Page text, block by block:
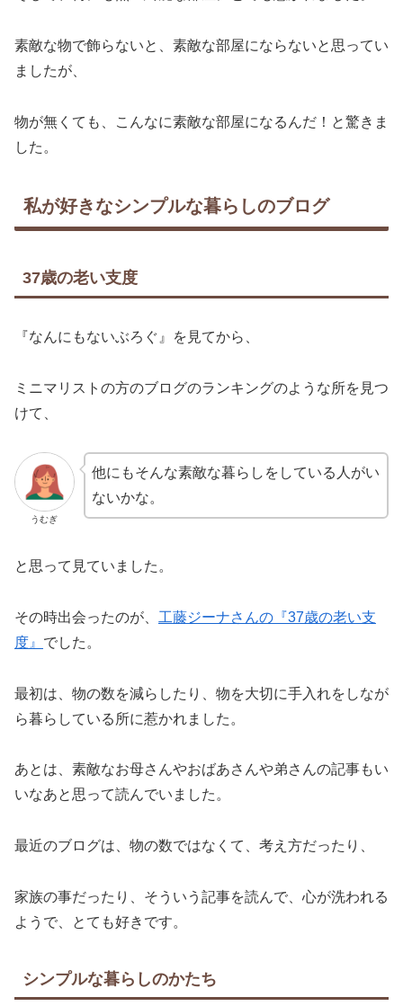
素敵な物で飾らないと、素敵な部屋にならないと思ってい
ましたが、
物が無くても、こんなに素敵な部屋になるんだ！と驚きま
した。
私が好きなシンプルな暮らしのブログ
37歳の老い支度
『なんにもないぶろぐ』を見てから、
ミニマリストの方のブログのランキングのような所を見つ
けて、
うむぎ
他にもそんな素敵な暮らしをしている人がい
ないかな。
と思って見ていました。
その時出会ったのが、 工藤ジーナさんの『37歳の老い支
度』 でした。
最初は、物の数を減らしたり、物を大切に手入れをしなが
ら暮らしている所に惹かれました。
あとは、素敵なお母さんやおばあさんや弟さんの記事もい
いなあと思って読んでいました。
最近のブログは、物の数ではなくて、考え方だったり、
家族の事だったり、そういう記事を読んで、心が洗われる
ようで、とても好きです。
シンプルな暮らしのかたち